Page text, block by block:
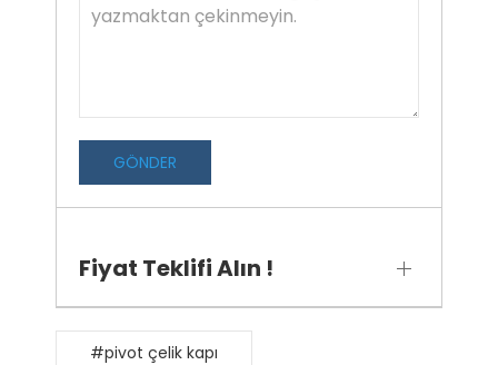
GÖNDER
Fiyat Teklifi Alın !
#pivot çelik kapı